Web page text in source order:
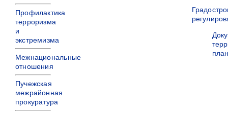
Профилактика
терроризма
и
экстремизма
Межнациональные
отношения
Пучежская
межрайонная
прокуратура